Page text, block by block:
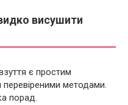
висушити
є простим
методами.
порад.